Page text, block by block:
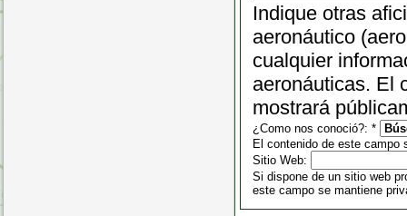
Indique otras
aeronáutico
cualquier
aeronáuticas. El
mostrará
¿Como nos conoció?: *
El contenido de este campo
Sitio Web:
Si dispone de un sitio web
este campo se mantiene